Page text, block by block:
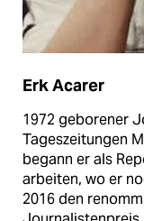
Erk Acarer
1972 geborener
Tageszeitungen
begann er als
arbeiten, wo er
2016 den